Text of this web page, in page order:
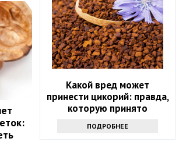
Какой вред может
принести цикорий: правда,
которую принято
ПОДРОБНЕЕ